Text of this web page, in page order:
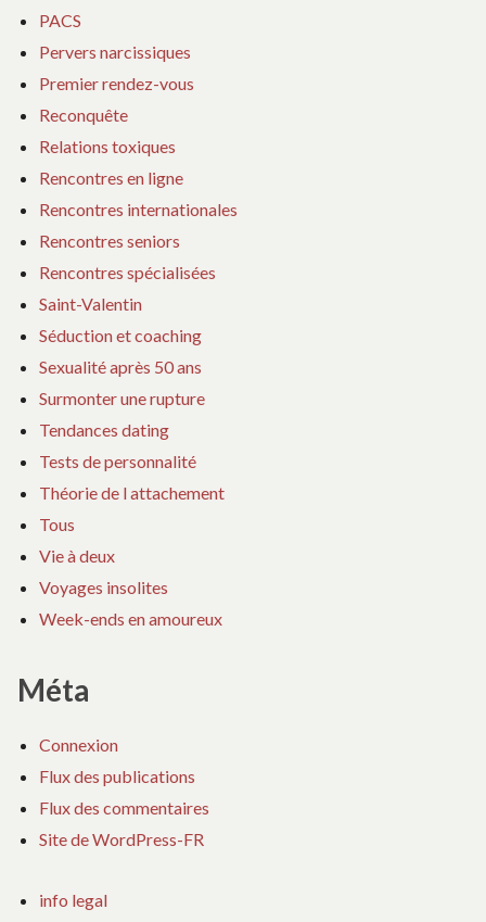
PACS
Pervers narcissiques
Premier rendez-vous
Reconquête
Relations toxiques
Rencontres en ligne
Rencontres internationales
Rencontres seniors
Rencontres spécialisées
Saint-Valentin
Séduction et coaching
Sexualité après 50 ans
Surmonter une rupture
Tendances dating
Tests de personnalité
Théorie de l attachement
Tous
Vie à deux
Voyages insolites
Week-ends en amoureux
Méta
Connexion
Flux des publications
Flux des commentaires
Site de WordPress-FR
info legal